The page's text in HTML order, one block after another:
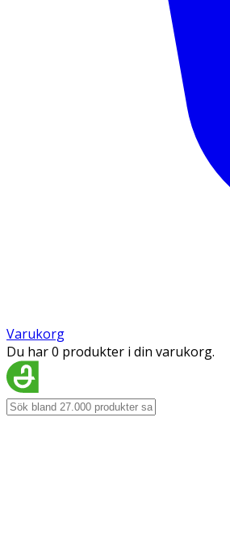
Varukorg
Du har 0 produkter i din varukorg.